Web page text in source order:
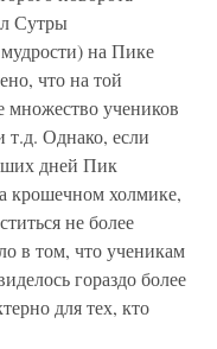
Сутры
на Пике
что на той
множество учеников
т.д. Однако, если
дней Пик
крошечном холмике,
не более
в том, что ученикам
гораздо более
для тех, кто